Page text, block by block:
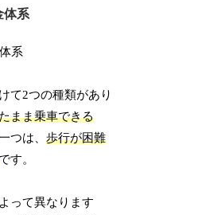
体系
て2つの種類があり
まま乗車できる
つは、歩行が困難
です。
って異なります